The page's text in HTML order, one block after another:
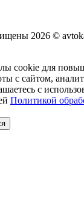
2026 ©
cookie для
с сайтом,
с
Политикой